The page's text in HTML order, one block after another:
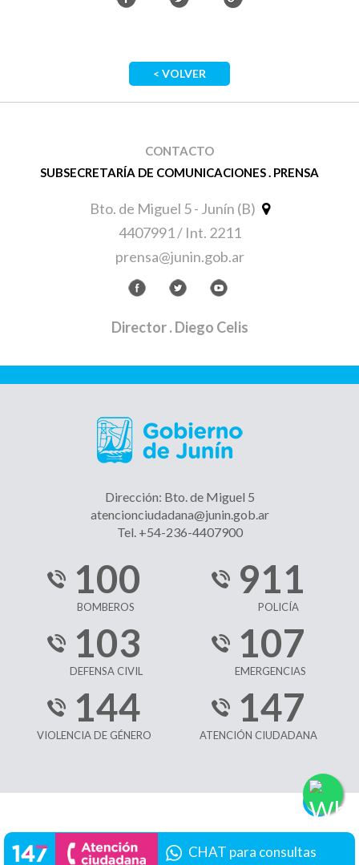
< VOLVER
CONTACTO
SUBSECRETARÍA DE COMUNICACIONES . PRENSA
Bto. de Miguel 5 - Junín (B)
4407991 / Int. 2211
prensa@junin.gob.ar
Director. Diego Celis
Dirección: Bto. de Miguel 5
atencionciudadana@junin.gob.ar
Tel. +54-236-4407900
100
BOMBEROS
911
POLICÍA
103
DEFENSA CIVIL
107
EMERGENCIAS
144
VIOLENCIA DE GÉNERO
147
ATENCIÓN CIUDADANA
CHAT para consultas